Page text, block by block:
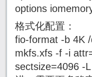
options
格式化配置：
fio-format -b 4K
mkfs.xfs -f -i
sectsize=4096 -